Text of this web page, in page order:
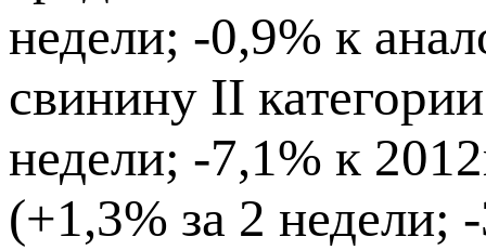
недели; -0,9% к
свинину II
недели; -7,1% к
(+1,3% за 2 недели;